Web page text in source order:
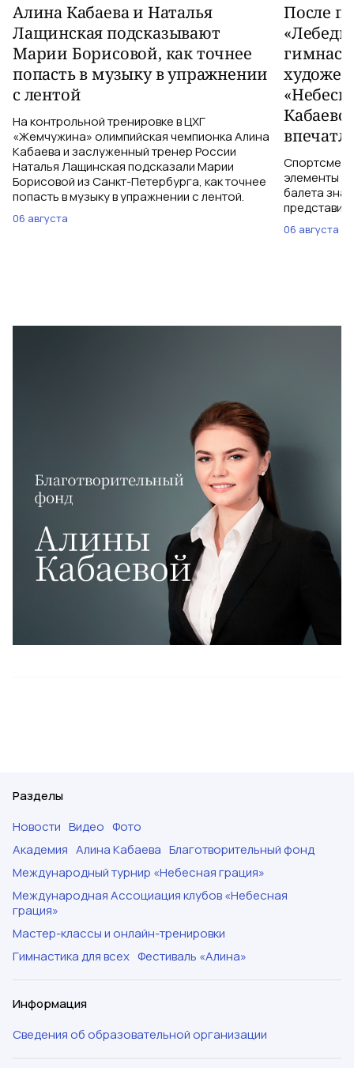
Алина Кабаева и Наталья
Лащинская подсказывают
Марии Борисовой, как точнее
попасть в музыку в упражнении
с лентой
На контрольной тренировке в ЦХГ
«Жемчужина» олимпийская чемпионка Алина
Кабаева и заслуженный тренер России
Наталья Лащинская подсказали Марии
Борисовой из Санкт-Петербурга, как точнее
попасть в музыку в упражнении с лентой.
06 августа
После
элементы
балета
06 августа
Разделы
Новости Видео Фото
Академия Алина Кабаева Благотворительный фонд
Международный турнир «Небесная грация»
Международная Ассоциация клубов «Небесная
грация»
Мастер-классы и онлайн-тренировки
Гимнастика для всех Фестиваль «Алина»
Информация
Сведения об образовательной организации